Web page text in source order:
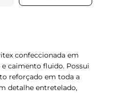
confeccionada em
caimento fluido. Possui
reforçado em toda a
detalhe entretelado,